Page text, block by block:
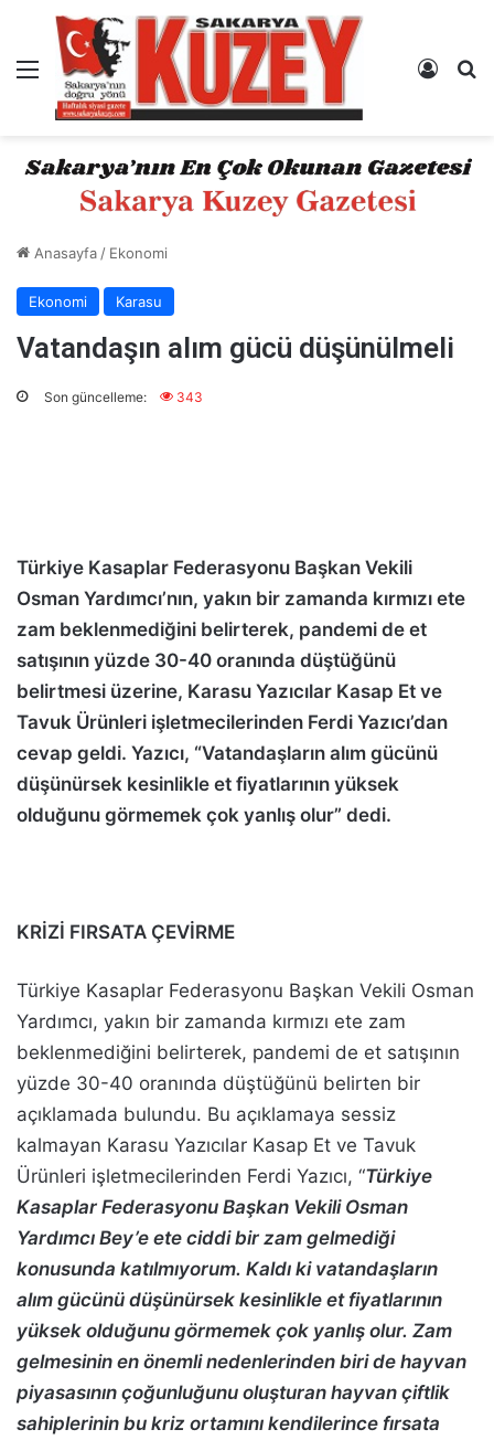
Menü Kayıt
Anasayfa/ Ekonomi
Ekonomi Karasu
Vatandaşın alım gücü düşünülmeli
Son güncelleme: 343
Türkiye Kasaplar Federasyonu Başkan Vekili
Osman Yardımcı’nın, yakın bir zamanda kırmızı ete
zam beklenmediğini belirterek, pandemi de et
satışının yüzde 30-40 oranında düştüğünü
belirtmesi üzerine, Karasu Yazıcılar Kasap Et ve
Tavuk Ürünleri işletmecilerinden Ferdi Yazıcı’dan
cevap geldi. Yazıcı, “Vatandaşların alım gücünü
düşünürsek kesinlikle et fiyatlarının yüksek
olduğunu görmemek çok yanlış olur” dedi.
KRİZİ FIRSATA ÇEVİRME
Türkiye Kasaplar Federasyonu Başkan Vekili Osman
Yardımcı, yakın bir zamanda kırmızı ete zam
beklenmediğini belirterek, pandemi de et satışının
yüzde 30-40 oranında düştüğünü belirten bir
açıklamada bulundu. Bu açıklamaya sessiz
kalmayan Karasu Yazıcılar Kasap Et ve Tavuk
Ürünleri işletmecilerinden Ferdi Yazıcı, “Türkiye
Kasaplar Federasyonu Başkan Vekili Osman
Yardımcı Bey’e ete ciddi bir zam gelmediği
konusunda katılmıyorum. Kaldı ki vatandaşların
alım gücünü düşünürsek kesinlikle et fiyatlarının
yüksek olduğunu görmemek çok yanlış olur. Zam
gelmesinin en önemli nedenlerinden biri de hayvan
piyasasının çoğunluğunu oluşturan hayvan çiftlik
sahiplerinin bu kriz ortamını kendilerince fırsata